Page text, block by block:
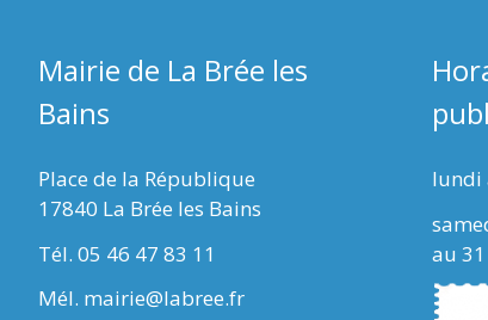
Mairie de La Brée les
Bains
Place de la République
17840 La Brée les Bains
Tél. 05 46 47 83 11
Mél. mairie@labree.fr
lundi
au